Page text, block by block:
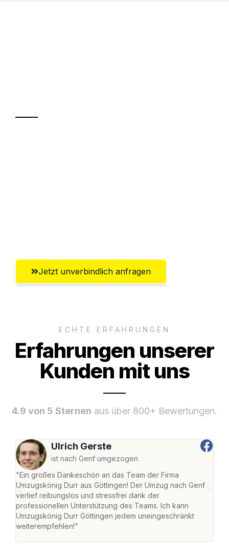
Jetzt unverbindlich anfragen
ECHTE ERFAHRUNGEN
Erfahrungen unserer
Kunden mit uns
4.9 von 5 Sternen aus über 800+ Bewertungen.
Ulrich Gerste
ist nach Genf umgezogen
"Ein großes Dankeschön an das Team der Firma
Umzugskönig Durr aus Göttingen! Der Umzug nach Genf
verlief reibungslos und stressfrei dank der
professionellen Unterstützung des Teams. Ich kann
Umzugskönig Durr Göttingen jedem uneingeschränkt
weiterempfehlen!"